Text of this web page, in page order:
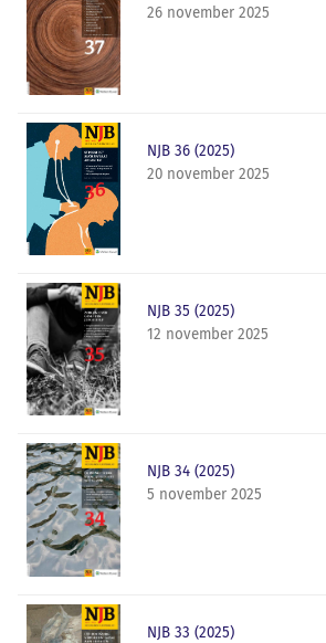
26 november 2025
NJB 36 (2025)
20 november 2025
NJB 35 (2025)
12 november 2025
NJB 34 (2025)
5 november 2025
NJB 33 (2025)